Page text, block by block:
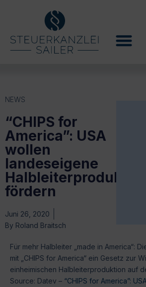
NEWS
“CHIPS for
America”: USA
wollen
landeseigene
Halbleiterproduktion
fördern
Juni 26, 2020
By Roland Braitsch
Für mehr Halbleiter „made in America“:
mit „CHIPS for America“ ein Gesetz zur
einheimischen Halbleiterproduktion auf
Source: Datev – “CHIPS for America”: